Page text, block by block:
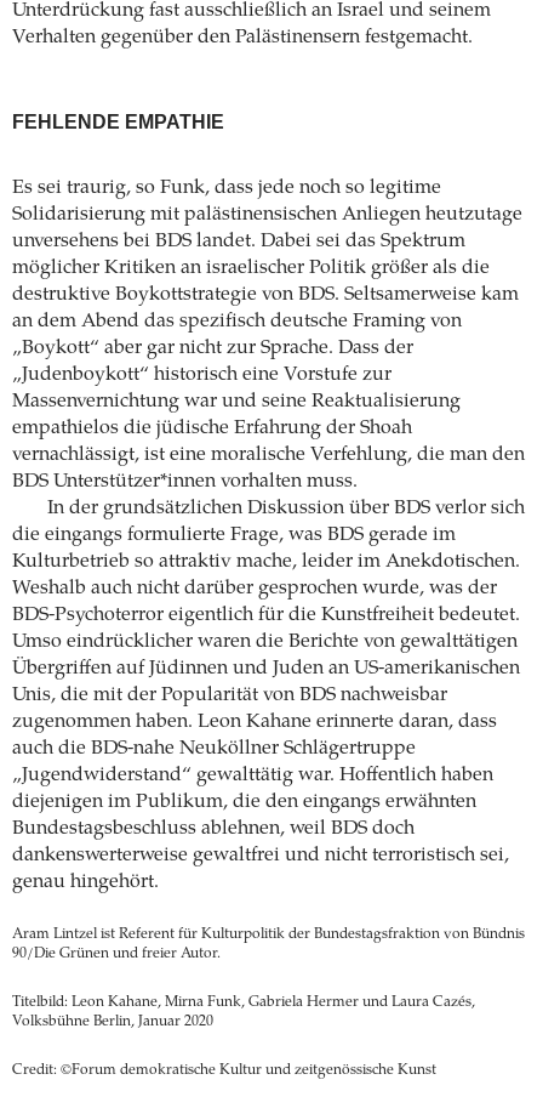
Unterdrückung fast ausschließlich an Israel und seinem
Verhalten gegenüber den Palästinensern festgemacht.
FEHLENDE EMPATHIE
Es sei traurig, so Funk, dass jede noch so legitime
Solidarisierung mit palästinensischen Anliegen heutzutage
unversehens bei BDS landet. Dabei sei das Spektrum
möglicher Kritiken an israelischer Politik größer als die
destruktive Boykottstrategie von BDS. Seltsamerweise kam
an dem Abend das spezifisch deutsche Framing von
„Boykott“ aber gar nicht zur Sprache. Dass der
„Judenboykott“ historisch eine Vorstufe zur
Massenvernichtung war und seine Reaktualisierung
empathielos die jüdische Erfahrung der Shoah
vernachlässigt, ist eine moralische Verfehlung, die man den
BDS Unterstützer*innen vorhalten muss.
In der grundsätzlichen Diskussion über BDS verlor sich
die eingangs formulierte Frage, was BDS gerade im
Kulturbetrieb so attraktiv mache, leider im Anekdotischen.
Weshalb auch nicht darüber gesprochen wurde, was der
BDS-Psychoterror eigentlich für die Kunstfreiheit bedeutet.
Umso eindrücklicher waren die Berichte von gewalttätigen
Übergriffen auf Jüdinnen und Juden an US-amerikanischen
Unis, die mit der Popularität von BDS nachweisbar
zugenommen haben. Leon Kahane erinnerte daran, dass
auch die BDS-nahe Neuköllner Schlägertruppe
„Jugendwiderstand“ gewalttätig war. Hoffentlich haben
diejenigen im Publikum, die den eingangs erwähnten
Bundestagsbeschluss ablehnen, weil BDS doch
dankenswerterweise gewaltfrei und nicht terroristisch sei,
genau hingehört.
Aram Lintzel ist Referent für Kulturpolitik der Bundestagsfraktion von Bündnis
90/Die Grünen und freier Autor.
Titelbild: Leon Kahane, Mirna Funk, Gabriela Hermer und Laura Cazés,
Volksbühne Berlin, Januar 2020
Credit: ©Forum demokratische Kultur und zeitgenössische Kunst